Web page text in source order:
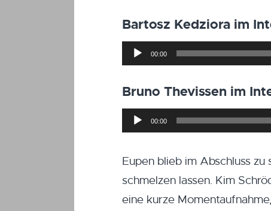
Bartosz Kedziora im
Audio-
Player
00:00
Bruno Thevissen im
Audio-
Player
00:00
Eupen blieb im Abschluss
schmelzen lassen. Kim
eine kurze